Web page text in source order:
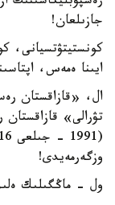
جازىلعان!
كونستيتۋتسيانى،
ايىنا ەمەس،
ال، «قازاقستان
تۋرالى» قازاقستان
وزگەرمەيدى!
ول - ماڭگىلىك